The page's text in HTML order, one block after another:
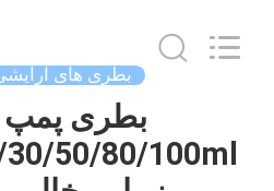
Haojin
Plastic
بطری های
بطری